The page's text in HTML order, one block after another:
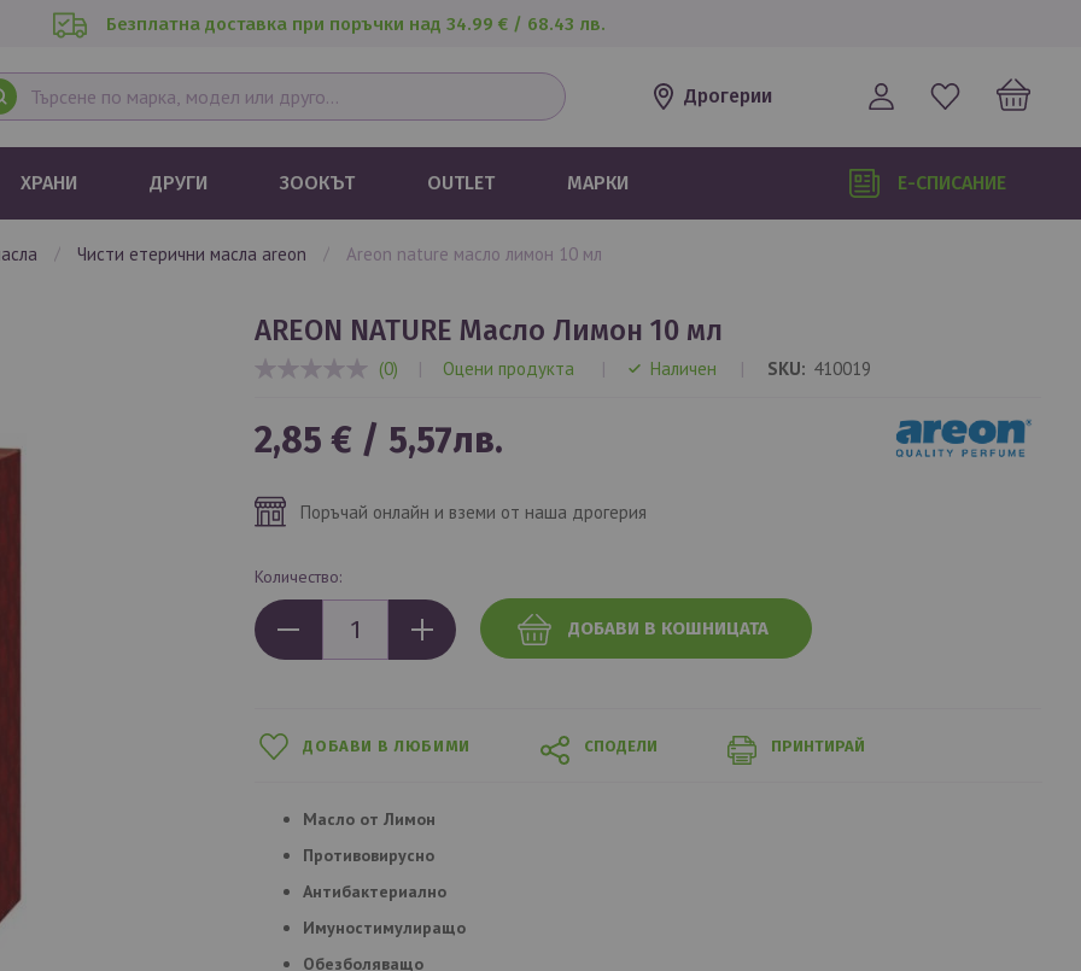
Безплатна доставка при поръчки над 34.99 € / 68.43 лв.
Дрогерии
ХРАНИ ДРУГИ ЗООКЪТ OUTLET МАРКИ Е-СПИСАНИЕ
чисти етерични масла areon areon nature масло лимон 10 мл
AREON NATURE Масло Лимон 10 мл
(0) | Оцени продукта Наличен SKU 410019
2,85 € / 5,57лв.
Поръчай онлайн и вземи от наша дрогерия
Количество:
ДОБАВИ В КОШНИЦАТА
ДОБАВИ В ЛЮБИМИ СПОДЕЛИ ПРИНТИРАЙ
Масло от Лимон
Противовирусно
Антибактериално
Имуностимулиращо
Обезболяващо